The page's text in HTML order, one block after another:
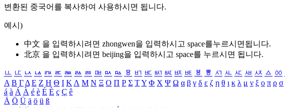
변환된 중국어를 복사하여 사용하시면 됩니다.
예시)
中文 을 입력하시려면 zhongwen을 입력하시고 space를누르시면됩니다.
北京 을 입력하시려면 beijing을 입력하시고 space를 누르시면 됩니다.
ㅥ ㅦ ㅧ ㅨ ㅩ ㅪ ㅫ ㅬ ㅭ ㅮ ㅯ ㅰ ㅱ ㅲ ㅳ ㅴ ㅵ ㅶ ㅷ ㅸ ㅹ ㅺ ㅻ ㅼ ㅽ ㅾ ㅿ ㆀ
Α Β ΓΔ Ε Ζ Η Θ Ι ΚΛ Μ Ν Ξ Ο Π Ρ Σ ΤΥ Φ Χ Ψ Ω α β γ δ ε ζ η θ ι κ λ μ ν ξ ο π ρ σ
á à Á À é è É È ç Ç ê
Ä Ö Ü ä ö ü ß